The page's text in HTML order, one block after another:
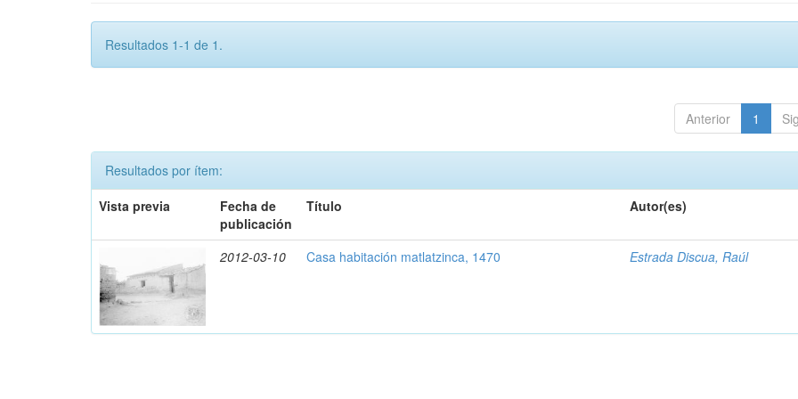
Resultados 1-1 de 1.
Anterior 1
Resultados por ítem:
Vista previa
Fecha de
publicación
Título Autor(es)
2012-03-10 Casa habitación matlatzinca, 1470 Estrada Discua, Raúl